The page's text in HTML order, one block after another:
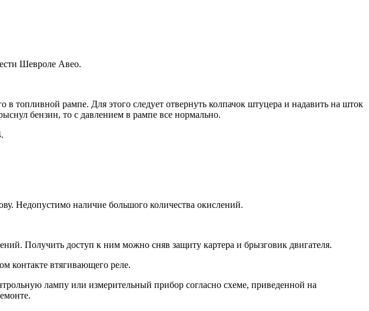
Шевроле Авео.
топливной рампе. Для этого следует отвернуть колпачок штуцера и надавить на шток
бензин, то с давлением в рампе все нормально.
Недопустимо наличие большого количества окислений.
Получить доступ к ним можно сняв защиту картера и брызговик двигателя.
контакте втягивающего реле.
лампу или измерительный прибор согласно схеме, приведенной на